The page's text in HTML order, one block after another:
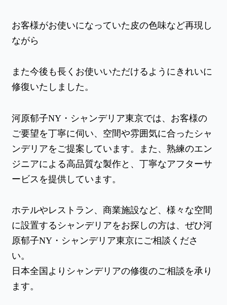
お客様がお使いになっていた皮の色味など再現し
ながら
また今後も長くお使いいただけるようにきれいに
修復いたしました。
河原郁子NY・シャンデリア東京では、お客様の
ご要望を丁寧に伺い、空間や雰囲気に合ったシャ
ンデリアをご提案しています。また、熟練のエン
ジニアによる高品質な製作と、丁寧なアフターサ
ービスを提供しています。
ホテルやレストラン、商業施設など、様々な空間
に設置するシャンデリアをお探しの方は、ぜひ河
原郁子NY・シャンデリア東京にご相談くださ
い。
日本全国よりシャンデリアの修復のご相談を承り
ます。